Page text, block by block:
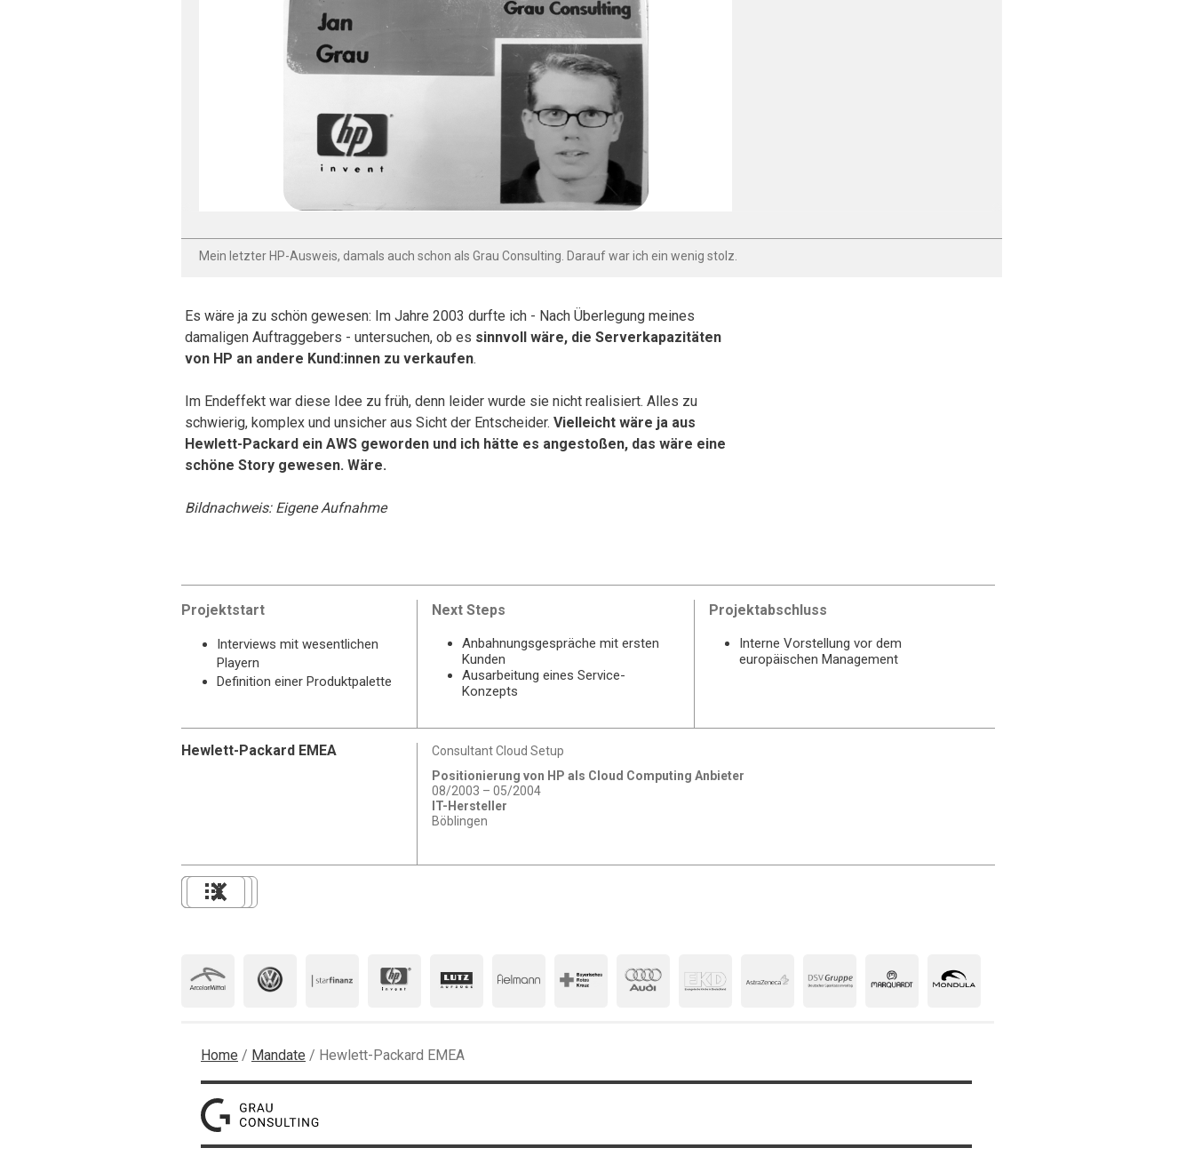
Mein letzter HP-Ausweis, damals auch schon als Grau Consulting. Darauf war ich ein wenig stolz.
Es wäre ja zu schön gewesen: Im Jahre 2003 durfte ich - Nach Überlegung meines
damaligen Auftraggebers - untersuchen, ob es sinnvoll wäre, die Serverkapazitäten
von HP an andere Kund:innen zu verkaufen.
Im Endeffekt war diese Idee zu früh, denn leider wurde sie nicht realisiert. Alles zu
schwierig, komplex und unsicher aus Sicht der Entscheider. Vielleicht wäre ja aus
Hewlett-Packard ein AWS geworden und ich hätte es angestoßen, das wäre eine
schöne Story gewesen. Wäre.
Bildnachweis: Eigene Aufnahme
Projektstart Next Steps Projektabschluss
Interviews mit wesentlichen
Playern
Definition einer Produktpalette
Anbahnungsgespräche mit ersten
Kunden
Ausarbeitung eines Service-
Konzepts
Interne Vorstellung vor dem
europäischen Management
Consultant Cloud Setup
Positionierung von HP als Cloud Computing Anbieter
08/2003 – 05/2004
IT-Hersteller
Böblingen
Hewlett-Packard EMEA
Home / Mandate / Hewlett-Packard EMEA